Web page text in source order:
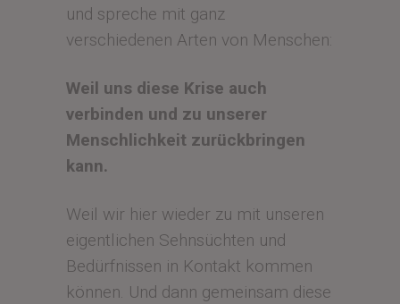
und spreche mit ganz
verschiedenen Arten von Menschen:
Weil uns diese Krise auch
verbinden und zu unserer
Menschlichkeit zurückbringen
kann.
Weil wir hier wieder zu mit unseren
eigentlichen Sehnsüchten und
Bedürfnissen in Kontakt kommen
können. Und dann gemeinsam diese